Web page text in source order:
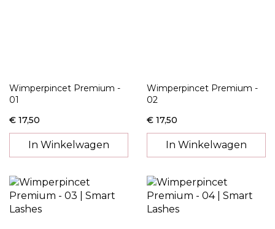
Wimperpincet Premium -
01
€ 17,50
In Winkelwagen
Wimperpincet Premium -
02
€ 17,50
In Winkelwagen